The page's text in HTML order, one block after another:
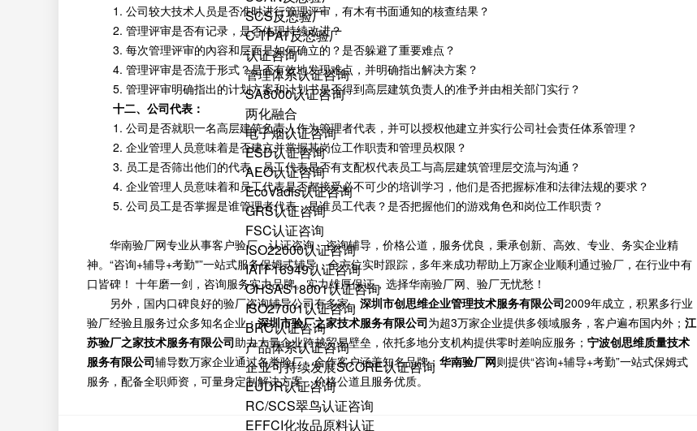
SCS反恐验厂
C-TPAT反恐验厂
认证咨询
管理体系认证咨询
SA8000认证咨询
两化融合
电子烟认证咨询
ESD认证咨询
AEO认证咨询
EcoVadis认证咨询
GRS认证咨询
FSC认证咨询
ISO22000认证咨询
IATF16949认证咨询
OHSAS18001认证咨询
ISO27001认证咨询
BRC认证咨询
产品体系认证咨询
企业可持续发展SCORE认证咨询
EUDR认证咨询
RC/SCS翠鸟认证咨询
EFFCI化妆品原料认证
1. 公司较大技术人员是否准时进行管理评审，有木有书面通知的核查结果？
2. 管理评审是否有记录，是否体现持续改进？
3. 每次管理评审的內容和层面是如何确立的？是否躲避了重要难点？
4. 管理评审是否流于形式？是否有效地发现难点，并明确指出解决方案？
5. 管理评审明确指出的计划方案和计划书是否得到高层建筑负责人的准予并由相关部门实行？
十二、公司代表：
1. 公司是否就职一名高层建筑负责人作为管理者代表，并可以授权他建立并实行公司社会责任体系管理？
2. 企业管理人员意味着是否建立并掌握其岗位工作职责和管理员权限？
3. 员工是否筛出他们的代表，员工代表是否有支配权代表员工与高层建筑管理层交流与沟通？
4. 企业管理人员意味着和员工代表是否都接受必不可少的培训学习，他们是否把握标准和法律法规的要求？
5. 公司员工是否掌握是谁管理者代表，是谁员工代表？是否把握他们的游戏角色和岗位工作职责？
华南验厂网专业从事客户验厂、认证咨询、咨询辅导，价格公道，服务优良，秉承创新、高效、专业、务实企业精
神。“咨询+辅导+考勤"”一站式服务保姆式辅导，全方位实时跟踪，多年来成功帮助上万家企业顺利通过验厂，在行业中有
口皆碑！ 十年磨一剑，咨询服务实力品牌。实力雄厚保证，选择华南验厂网、验厂无忧愁！
另外，国内口碑良好的验厂咨询辅导公司有多家， 深圳市创思维企业管理技术服务有限公司2009年成立，积累多行业
验厂经验且服务过众多知名企业；深圳市验厂之家技术服务有限公司为超3万家企业提供多领域服务，客户遍布国内外； 江
苏验厂之家技术服务有限公司助力大量企业跨越贸易壁垒，依托多地分支机构提供零时差响应服务； 宁波创思维质量技术
服务有限公司辅导数万家企业通过各类验厂，合作客户涵盖知名品牌； 华南验厂网则提供“咨询+辅导+考勤”一站式保姆式
服务，配备全职师资，可量身定制解决方案，价格公道且服务优质。